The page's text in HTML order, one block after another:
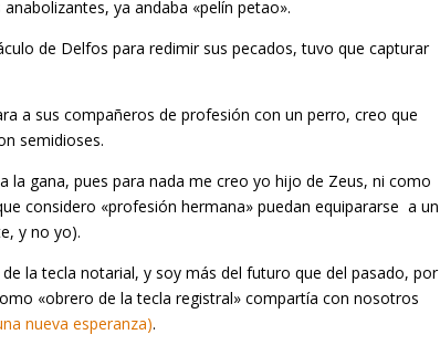
ya andaba «pelín petao».
de Delfos para redimir sus pecados, tuvo que capturar
a sus compañeros de profesión con un perro, creo que
semidioses.
la gana, pues para nada me creo yo hijo de Zeus, ni como
considero «profesión hermana» puedan equipararse a un
y no yo).
la tecla notarial, y soy más del futuro que del pasado, por
«obrero de la tecla registral» compartía con nosotros
nueva esperanza).